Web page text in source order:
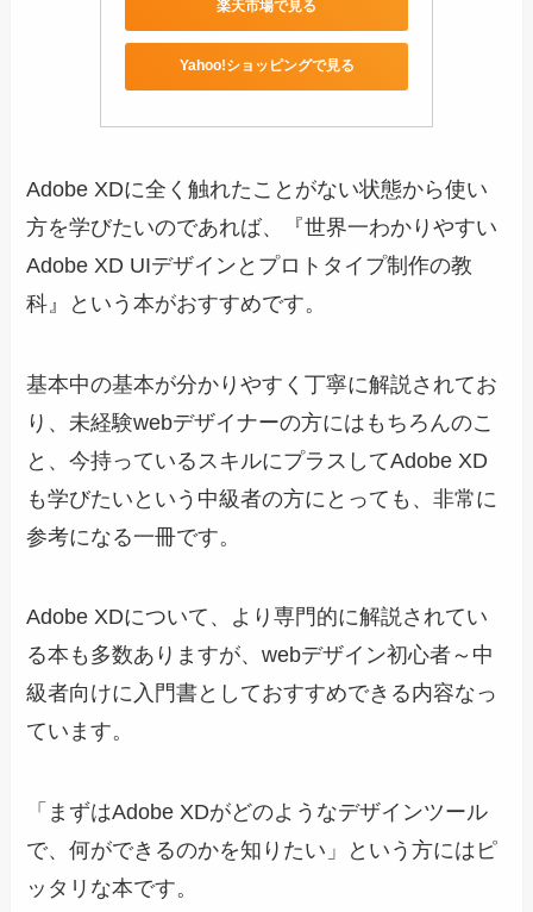
楽天市場で見る
Yahoo!ショッピングで見る
Adobe XDに全く触れたことがない状態から使い
方を学びたいのであれば、『世界一わかりやすい
Adobe XD UIデザインとプロトタイプ制作の教
科』という本がおすすめです。
基本中の基本が分かりやすく丁寧に解説されてお
り、未経験webデザイナーの方にはもちろんのこ
と、今持っているスキルにプラスしてAdobe XD
も学びたいという中級者の方にとっても、非常に
参考になる一冊です。
Adobe XDについて、より専門的に解説されてい
る本も多数ありますが、webデザイン初心者～中
級者向けに入門書としておすすめできる内容なっ
ています。
「まずはAdobe XDがどのようなデザインツール
で、何ができるのかを知りたい」という方にはピ
ッタリな本です。